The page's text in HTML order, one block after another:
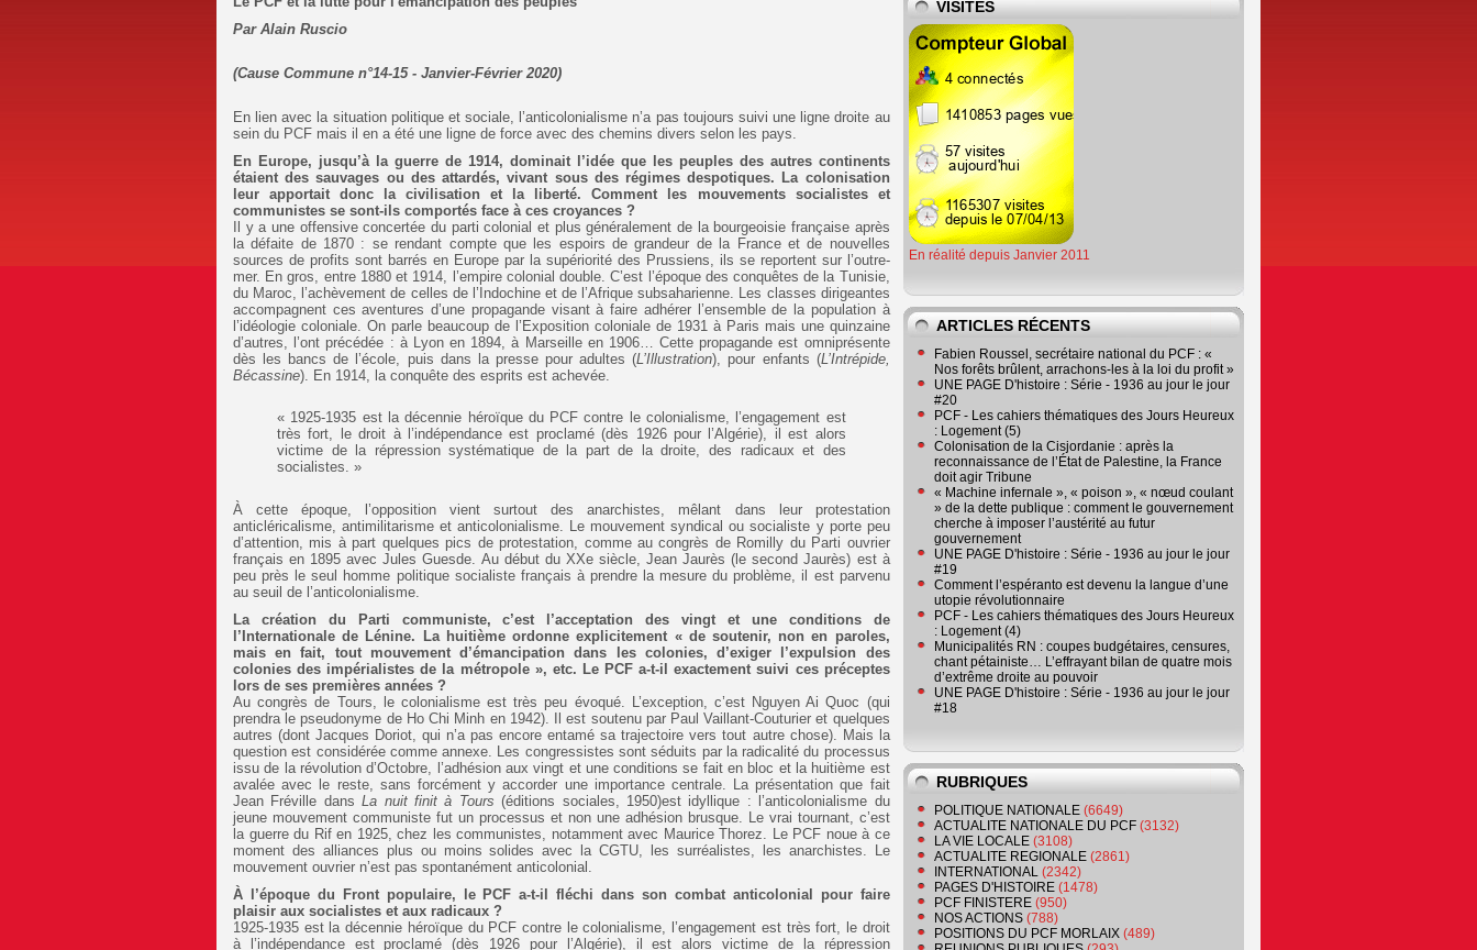
Par Alain Ruscio
(Cause Commune n°14-15 - Janvier-Février 2020)
En lien avec la situation politique et sociale, l’anticolonialisme n’a pas toujours suivi une ligne droite au
sein du PCF mais il en a été une ligne de force avec des chemins divers selon les pays.
En Europe, jusqu’à la guerre de 1914, dominait l’idée que les peuples des autres continents
étaient des sauvages ou des attardés, vivant sous des régimes despotiques. La colonisation
leur apportait donc la civilisation et la liberté. Comment les mouvements socialistes et
communistes se sont-ils comportés face à ces croyances ?
Il y a une offensive concertée du parti colonial et plus généralement de la bourgeoisie française après
la défaite de 1870 : se rendant compte que les espoirs de grandeur de la France et de nouvelles
sources de profits sont barrés en Europe par la supériorité des Prussiens, ils se reportent sur l’outre-
mer. En gros, entre 1880 et 1914, l’empire colonial double. C’est l’époque des conquêtes de la Tunisie,
du Maroc, l’achèvement de celles de l’Indochine et de l’Afrique subsaharienne. Les classes dirigeantes
accompagnent ces aventures d’une propagande visant à faire adhérer l’ensemble de la population à
l’idéologie coloniale. On parle beaucoup de l’Exposition coloniale de 1931 à Paris mais une quinzaine
d’autres, l’ont précédée : à Lyon en 1894, à Marseille en 1906… Cette propagande est omniprésente
dès les bancs de l’école, puis dans la presse pour adultes (L’Illustration), pour enfants (L’Intrépide,
Bécassine). En 1914, la conquête des esprits est achevée.
« 1925-1935 est la décennie héroïque du PCF contre le colonialisme, l’engagement est
très fort, le droit à l’indépendance est proclamé (dès 1926 pour l’Algérie), il est alors
victime de la répression systématique de la part de la droite, des radicaux et des
socialistes. »
À cette époque, l’opposition vient surtout des anarchistes, mêlant dans leur protestation
anticléricalisme, antimilitarisme et anticolonialisme. Le mouvement syndical ou socialiste y porte peu
d’attention, mis à part quelques pics de protestation, comme au congrès de Romilly du Parti ouvrier
français en 1895 avec Jules Guesde. Au début du XXe siècle, Jean Jaurès (le second Jaurès) est à
peu près le seul homme politique socialiste français à prendre la mesure du problème, il est parvenu
au seuil de l’anticolonialisme.
La création du Parti communiste, c’est l’acceptation des vingt et une conditions de
l’Internationale de Lénine. La huitième ordonne explicitement « de soutenir, non en paroles,
mais en fait, tout mouvement d’émancipation dans les colonies, d’exiger l’expulsion des
colonies des impérialistes de la métropole », etc. Le PCF a-t-il exactement suivi ces préceptes
lors de ses premières années ?
Au congrès de Tours, le colonialisme est très peu évoqué. L’exception, c’est Nguyen Ai Quoc (qui
prendra le pseudonyme de Ho Chi Minh en 1942). Il est soutenu par Paul Vaillant-Couturier et quelques
autres (dont Jacques Doriot, qui n’a pas encore entamé sa trajectoire vers tout autre chose). Mais la
question est considérée comme annexe. Les congressistes sont séduits par la radicalité du processus
issu de la révolution d’Octobre, l’adhésion aux vingt et une conditions se fait en bloc et la huitième est
avalée avec le reste, sans forcément y accorder une importance centrale. La présentation que fait
Jean Fréville dansLa nuit finit à Tours (éditions sociales, 1950)est idyllique : l’anticolonialisme du
jeune mouvement communiste fut un processus et non une adhésion brusque. Le vrai tournant, c’est
la guerre du Rif en 1925, chez les communistes, notamment avec Maurice Thorez. Le PCF noue à ce
moment des alliances plus ou moins solides avec la CGTU, les surréalistes, les anarchistes. Le
mouvement ouvrier n’est pas spontanément anticolonial.
À l’époque du Front populaire, le PCF a-t-il fléchi dans son combat anticolonial pour faire
plaisir aux socialistes et aux radicaux ?
1925-1935 est la décennie héroïque du PCF contre le colonialisme, l’engagement est très fort, le droit
à l’indépendance est proclamé (dès 1926 pour l’Algérie), il est alors victime de la répression
VISITES
En réalité depuis Janvier 2011
ARTICLES RÉCENTS
Fabien Roussel, secrétaire national du PCF : «
Nos forêts brûlent, arrachons-les à la loi du profit »
UNE PAGE D'histoire : Série - 1936 au jour le jour
#20
PCF - Les cahiers thématiques des Jours Heureux
: Logement (5)
Colonisation de la Cisjordanie : après la
reconnaissance de l’État de Palestine, la France
doit agir Tribune
« Machine infernale », « poison », « nœud coulant
» de la dette publique : comment le gouvernement
cherche à imposer l’austérité au futur
gouvernement
UNE PAGE D'histoire : Série - 1936 au jour le jour
#19
Comment l’espéranto est devenu la langue d’une
utopie révolutionnaire
PCF - Les cahiers thématiques des Jours Heureux
: Logement (4)
Municipalités RN : coupes budgétaires, censures,
chant pétainiste… L’effrayant bilan de quatre mois
d’extrême droite au pouvoir
UNE PAGE D'histoire : Série - 1936 au jour le jour
#18
RUBRIQUES
POLITIQUE NATIONALE (6649)
ACTUALITE NATIONALE DU PCF (3132)
LA VIE LOCALE (3108)
ACTUALITE REGIONALE (2861)
INTERNATIONAL (2342)
PAGES D'HISTOIRE (1478)
PCF FINISTERE (950)
NOS ACTIONS (788)
POSITIONS DU PCF MORLAIX (489)